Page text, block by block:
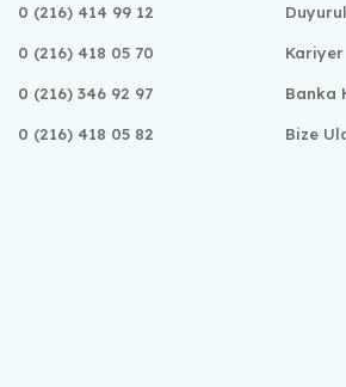
0 (216) 414 99 12
0 (216) 418 05 70
0 (216) 346 92 97
0 (216) 418 05 82
Kariyer
Banka
Bize